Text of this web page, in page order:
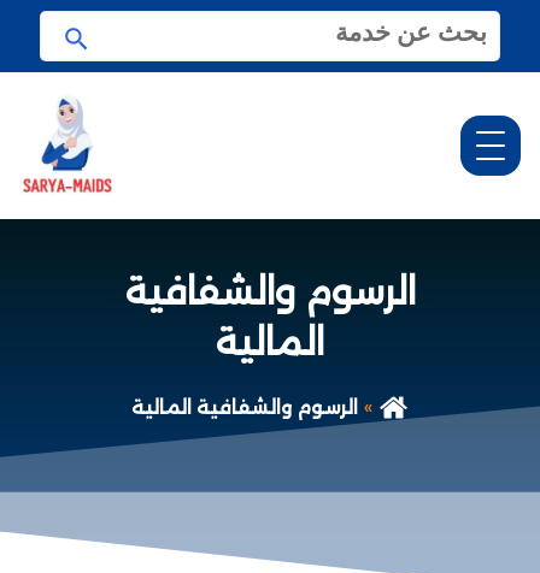
ل
ب
ث
ع
ن
ب
ح
ث
الرسوم والشفافية
المالية
الرسوم والشفافية المالية